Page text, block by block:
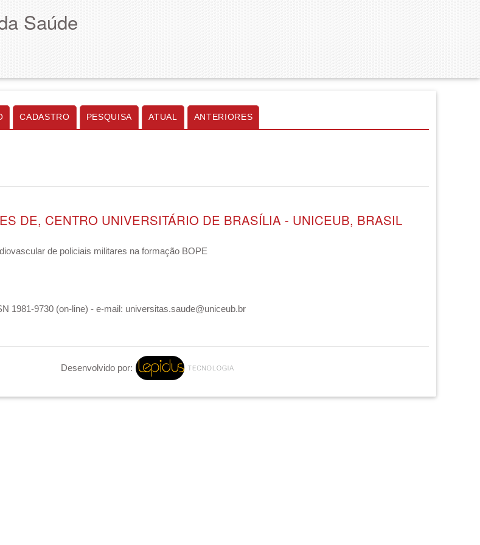
Saúde
CADASTRO PESQUISA ATUAL ANTERIORES
DE, CENTRO UNIVERSITÁRIO DE BRASÍLIA - UNICEUB, BRASIL
de policiais militares na formação BOPE
1981-9730 (on-line) - e-mail: universitas.saude@uniceub.br
Desenvolvido por: